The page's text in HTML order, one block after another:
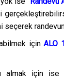
içinALO
için ise